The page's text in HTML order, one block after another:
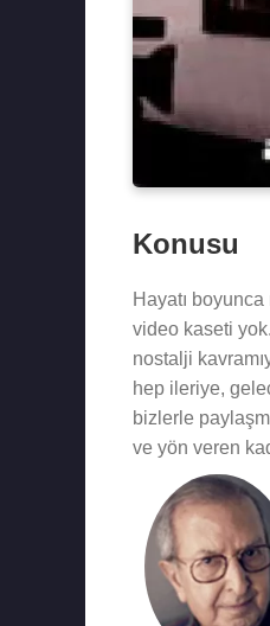
Konusu
Hayatı
video kaseti
nostalji
hep ileriye,
bizlerle
ve yön veren